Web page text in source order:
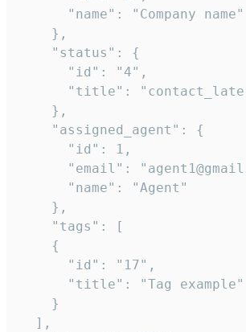
      "name": "Company name"
    },
    "status": {
      "id": "4",
"title":
    },
    "assigned_agent": {
      "id": 1,
"email":
      "name": "Agent"
    },
    "tags": [
    {
      "id": "17",
      "title": "Tag example"
    }
  ],